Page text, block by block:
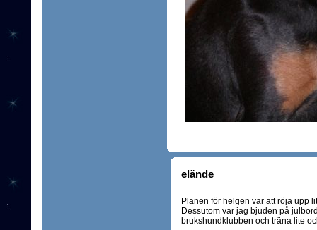
elände
Planen för helgen var att röja upp
Dessutom var jag bjuden på
brukshundklubben och träna lite